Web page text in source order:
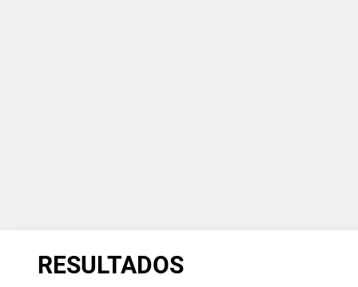
RESULTADOS